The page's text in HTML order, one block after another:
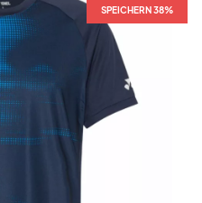
SPEICHERN 38%
SPEICHERN 38%